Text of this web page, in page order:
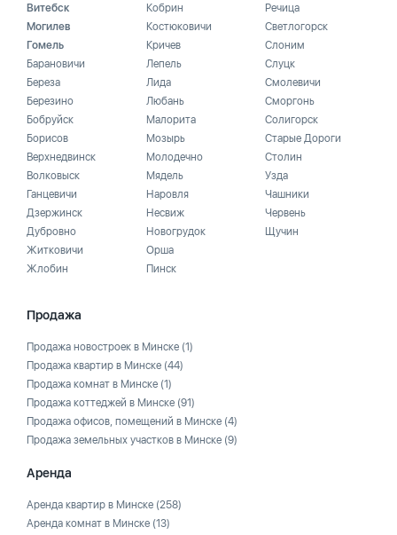
Витебск
Могилев
Гомель
Барановичи
Береза
Березино
Бобруйск
Борисов
Верхнедвинск
Волковыск
Ганцевичи
Дзержинск
Дубровно
Житковичи
Жлобин
Кобрин
Костюковичи
Кричев
Лепель
Лида
Любань
Малорита
Мозырь
Молодечно
Мядель
Наровля
Несвиж
Новогрудок
Орша
Пинск
Речица
Светлогорск
Слоним
Слуцк
Смолевичи
Сморгонь
Солигорск
Старые Дороги
Столин
Узда
Чашники
Червень
Щучин
Продажа
Продажа новостроек в Минске (1)
Продажа квартир в Минске (44)
Продажа комнат в Минске (1)
Продажа коттеджей в Минске (91)
Продажа офисов, помещений в Минске (4)
Продажа земельных участков в Минске (9)
Аренда
Аренда квартир в Минске (258)
Аренда комнат в Минске (13)